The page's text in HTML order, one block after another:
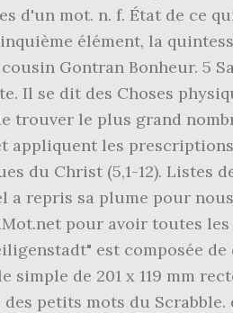
d'un mot. n. f. État de ce
élément, la
Gontran Bonheur. 5
Il se dit des Choses
le plus grand
les
du Christ (5,1-12). Listes
a repris sa plume pour
pour avoir toutes
est composée
de 201 x 119 mm
petits mots du